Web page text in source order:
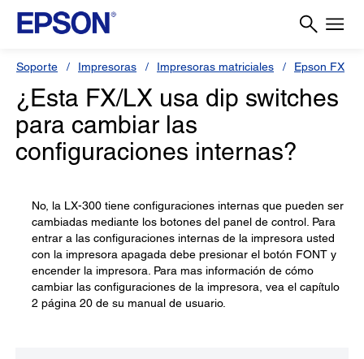
Soporte Impresoras Impresoras matriciales Epson FX
¿Esta FX/LX usa dip switches
para cambiar las
configuraciones internas?
No, la LX-300 tiene configuraciones internas que pueden ser
cambiadas mediante los botones del panel de control. Para
entrar a las configuraciones internas de la impresora usted
con la impresora apagada debe presionar el botón FONT y
encender la impresora. Para mas información de cómo
cambiar las configuraciones de la impresora, vea el capítulo
2 página 20 de su manual de usuario.